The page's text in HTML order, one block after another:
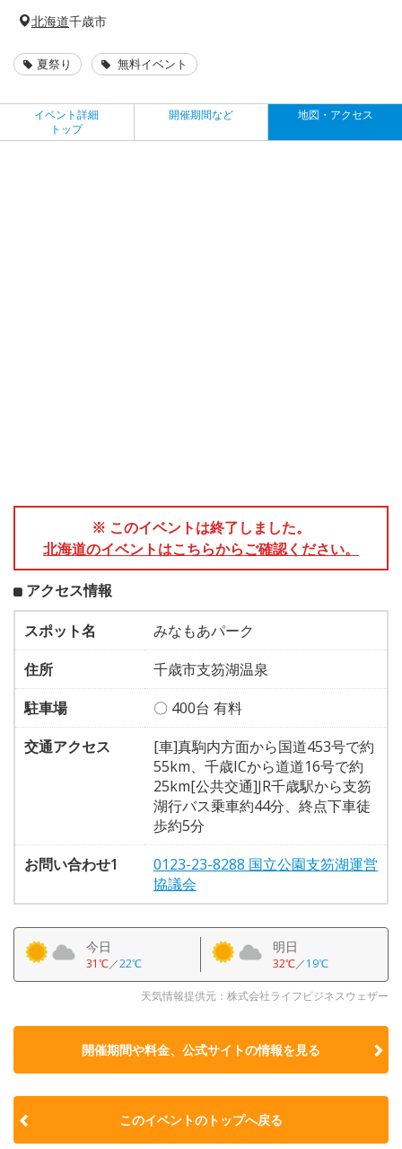
北海道千歳市
夏祭り 無料イベント
イベント詳細
トップ
開催期間など 地図・アクセス
※ このイベントは終了しました。
北海道のイベントはこちらからご確認ください。
アクセス情報
スポット名
みなもあパーク
住所
千歳市支笏湖温泉
駐車場
〇 400台 有料
交通アクセス
[車]真駒内方面から国道453号で約
55km、千歳ICから道道16号で約
25km[公共交通]JR千歳駅から支笏
湖行バス乗車約44分、終点下車徒
歩約5分
お問い合わせ1
0123-23-8288 国立公園支笏湖運営
協議会
今日
31℃／22℃
明日
32℃／19℃
天気情報提供元：株式会社ライフビジネスウェザー
開催期間や料金、公式サイトの情報を見る
このイベントのトップへ戻る